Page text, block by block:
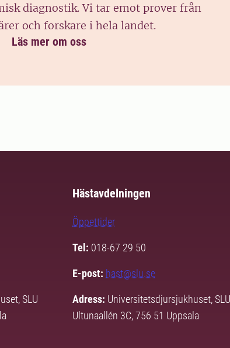
diagnostik. Vi tar emot prover från
och forskare i hela landet.
Läs mer om oss
SLU
Hästavdelningen
Öppettider
Tel: 018-67 29 50
E-post: hast@slu.se
Adress: Universitetsdjursjukhuset, SLU
Ultunaallén 3C, 756 51 Uppsala